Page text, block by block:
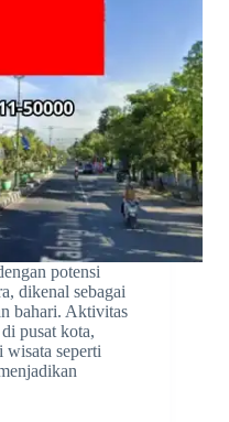
potensi
dikenal sebagai
bahari. Aktivitas
pusat kota,
wisata seperti